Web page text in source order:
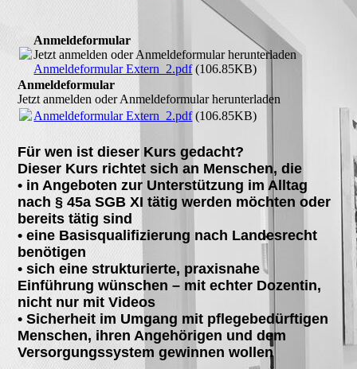
Anmeldeformular
Jetzt anmelden oder Anmeldeformular herunterladen
Anmeldeformular Extern_2.pdf(106.85KB)
Anmeldeformular
Jetzt anmelden oder Anmeldeformular herunterladen
Anmeldeformular Extern_2.pdf(106.85KB)
Für wen ist dieser Kurs gedacht?
Dieser Kurs richtet sich an Menschen, die
• in Angeboten zur Unterstützung im Alltag
nach § 45a SGB XI tätig werden möchten oder
bereits tätig sind
• eine Basisqualifizierung nach Landesrecht
benötigen
• sich eine strukturierte, praxisnahe
Einführung wünschen – mit echter Dozentin,
nicht nur mit Videos
• Sicherheit im Umgang mit pflegebedürftigen
Menschen, ihren Angehörigen und dem
Versorgungssystem gewinnen wollen